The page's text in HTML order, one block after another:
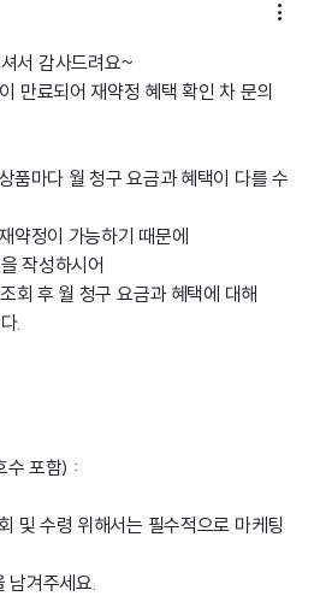

서 감사드려요~
만료되어 재약정 혜택 확인 차 문의
품마다 월 청구 요금과 혜택이 다를 수
약정이 가능하기 때문에
작성하시어
회 후 월 청구 요금과 혜택에 대해
.
수 포함) :
및 수령 위해서는 필수적으로 마케팅
남겨주세요.